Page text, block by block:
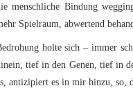
menschliche Bindung
Spielraum, abwertend
holte sich – immer
tief in den Genen, tief in
antizipiert es in mir hinzu, so,